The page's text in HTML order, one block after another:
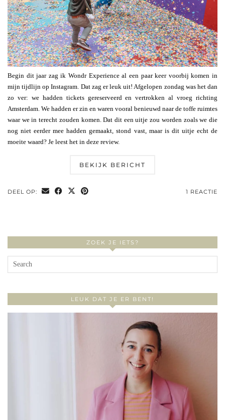
Begin dit jaar zag ik Wondr Experience al een paar keer voorbij komen in
mijn tijdlijn op Instagram. Dat zag er leuk uit! Afgelopen zondag was het dan
zo ver: we hadden tickets gereserveerd en vertrokken al vroeg richting
Amsterdam. We hadden er zin en waren vooral benieuwd naar de toffe ruimtes
waar we in terecht zouden komen. Dat dit een uitje zou worden zoals we die
nog niet eerder mee hadden gemaakt, stond vast, maar is dit uitje echt de
moeite waard? Je leest het in deze review.
BEKIJK BERICHT
DEEL OP: 1 REACTIE
ZOEK JE IETS?
LEUK DAT JE ER BENT!